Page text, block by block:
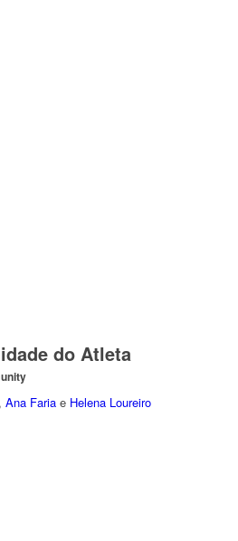
do Atleta
Ana Fariae Helena Loureiro